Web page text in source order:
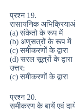
प्रश्न 19.
रासायनिक
(a) संकेतो के रूप में
(b) अणुसत्रों के रूप में
(c) समीकरणों के द्वारा
(d) सरल सूत्रों के द्वारा
उत्तर:
(c) समीकरणों के द्वारा
प्रश्न 20.
समीकरण के बायें एवं